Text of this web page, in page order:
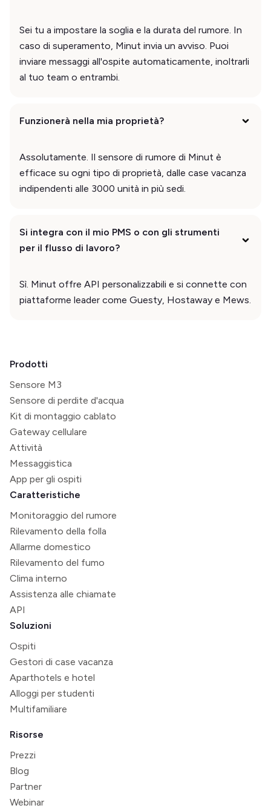
Sei tu a impostare la soglia e la durata del rumore. In
caso di superamento, Minut invia un avviso. Puoi
inviare messaggi all'ospite automaticamente, inoltrarli
al tuo team o entrambi.
Funzionerà nella mia proprietà?
Assolutamente. Il sensore di rumore di Minut è
efficace su ogni tipo di proprietà, dalle case vacanza
indipendenti alle 3000 unità in più sedi.
Si integra con il mio PMS o con gli strumenti
per il flusso di lavoro?
Sì. Minut offre API personalizzabili e si connette con
piattaforme leader come Guesty, Hostaway e Mews.
Prodotti
Sensore M3
Sensore di perdite d'acqua
Kit di montaggio cablato
Gateway cellulare
Attività
Messaggistica
App per gli ospiti
Caratteristiche
Monitoraggio del rumore
Rilevamento della folla
Allarme domestico
Rilevamento del fumo
Clima interno
Assistenza alle chiamate
API
Soluzioni
Ospiti
Gestori di case vacanza
Aparthotels e hotel
Alloggi per studenti
Multifamiliare
Risorse
Prezzi
Blog
Partner
Webinar